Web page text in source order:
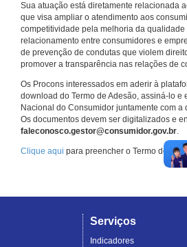
Sua atuação está diretamente relacionada
que visa ampliar o atendimento aos
competitividade pela melhoria da
relacionamento entre consumidores e
de prevenção de condutas que violem
promover a transparência nas relações de
Os Procons interessados em aderir à
download do Termo de Adesão, assiná-lo e
Nacional do Consumidor juntamente com a
Os documentos devem ser digitalizados e
faleconosco.gestor@consumidor.gov.br.
Clique aqui para preencher o Termo de
Serviços
Indicadores